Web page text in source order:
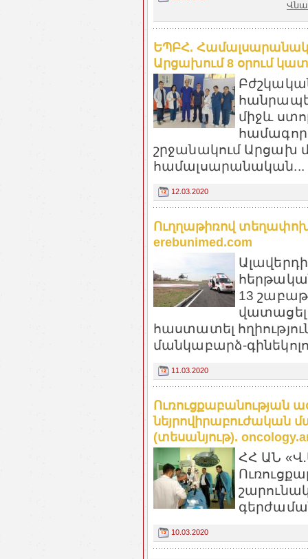
ԵՊԲՀ.
Արցախում 8 օրում
միջև
շրջանակում Արցախ
համալսարանական...
12.03.2020
Ուղղաթիռով
erebunimed.com
13
հաստատել
մանկաբարձ-
11.03.2020
Ուռուցքաբանության
նեյրովիրաբուժական
(տեսանյութ).
ՀՀ ԱՆ
10.03.2020